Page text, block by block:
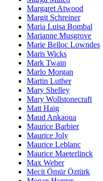
Margaret Atwood
Margit Schreiner
Maria Luisa Bombal
Marianne Musgrove
Marie Belloc Lowndes
Maris Wicks
Mark Twain
Marlo Morgan
Martin Luther
Mary Shelley
Mary Wollstonecraft
Matt Haig
Maud Ankaoua
Maurice Barbier
Maurice Joly
Maurice Leblanc
Maurice Maeterlinck
Max Weber
Mecit Ömür Öztürk